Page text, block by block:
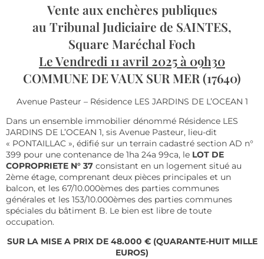
Vente aux enchères publiques
au Tribunal Judiciaire de SAINTES,
Square Maréchal Foch
Le Vendredi 11 avril 2025 à 09h30
COMMUNE DE VAUX SUR MER (17640)
Avenue Pasteur – Résidence LES JARDINS DE L’OCEAN 1
Dans un ensemble immobilier dénommé Résidence LES
JARDINS DE L’OCEAN 1, sis Avenue Pasteur, lieu-dit
« PONTAILLAC », édifié sur un terrain cadastré section AD n°
399 pour une contenance de 1ha 24a 99ca, le LOT DE
COPROPRIETE N° 37 consistant en un logement situé au
2ème étage, comprenant deux pièces principales et un
balcon, et les 67/10.000èmes des parties communes
générales et les 153/10.000èmes des parties communes
spéciales du bâtiment B. Le bien est libre de toute
occupation.
SUR LA MISE A PRIX DE 48.000 € (QUARANTE-HUIT MILLE
EUROS)